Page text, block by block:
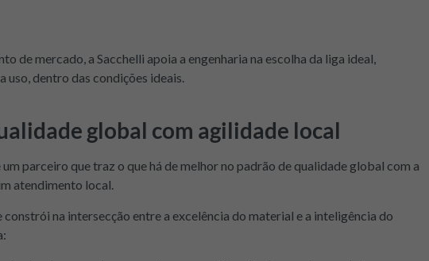
de mercado, a Sacchelli apoia a engenharia na escolha da liga ideal,
uso, dentro das condições ideais.
global com agilidade local
parceiro que traz o que há de melhor no padrão de qualidade global com a
atendimento local.
na intersecção entre a excelência do material e a inteligência do